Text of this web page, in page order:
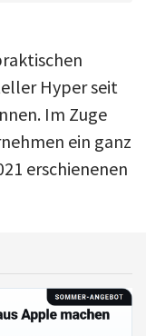
Hyper seit
Im Zuge
ein ganz
erschienenen